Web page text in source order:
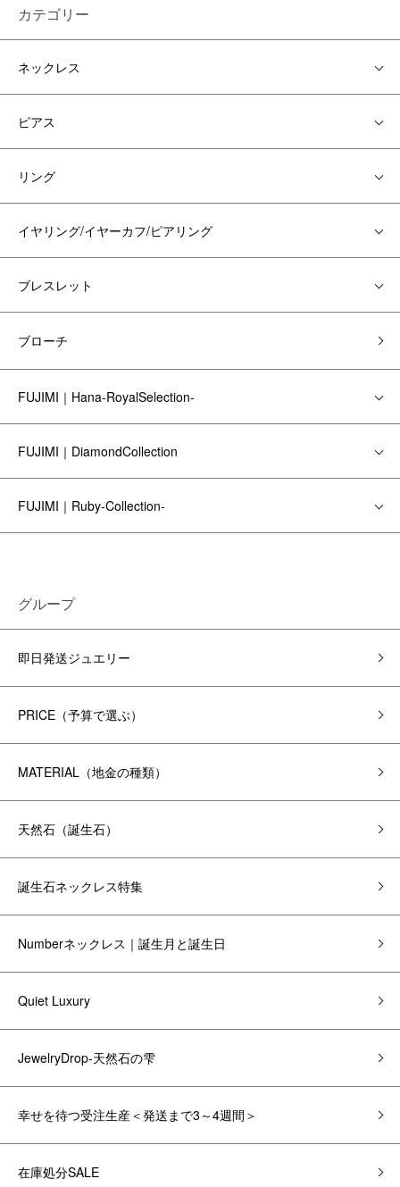
カテゴリー
ネックレス
ピアス
リング
イヤリング/イヤーカフ/ピアリング
ブレスレット
ブローチ
FUJIMI｜Hana-RoyalSelection-
FUJIMI｜DiamondCollection
FUJIMI｜Ruby-Collection-
グループ
即日発送ジュエリー
PRICE（予算で選ぶ）
MATERIAL（地金の種類）
天然石（誕生石）
誕生石ネックレス特集
Numberネックレス｜誕生月と誕生日
Quiet Luxury
JewelryDrop-天然石の雫
幸せを待つ受注生産＜発送まで3～4週間＞
在庫処分SALE